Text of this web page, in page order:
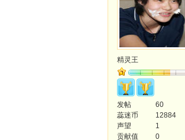
精灵王
发帖
60
蕊迷币
12884
声望
1
贡献值
0